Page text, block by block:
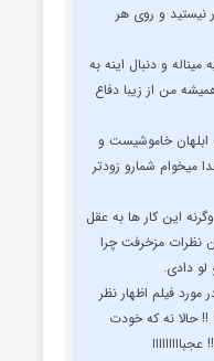
نیستید و روی هر
و دنبال اینه به
من از زیبا دفاع
ابلهان خاموشیست و
میخوام شمارو زودتر
آی پی میای وگرنه این کار ها به عقل
نظرات مزخرفت چرا
لو دادی.
فیلم اظهار نظر
حالا نه که خودت